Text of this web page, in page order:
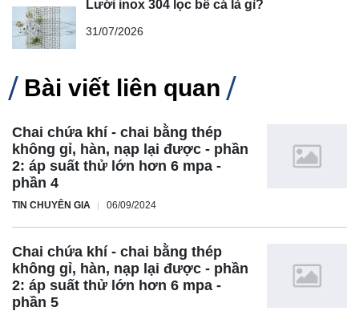
Lưới inox 304 lọc bể cá là gì?
31/07/2026
Bài viết liên quan
Chai chứa khí - chai bằng thép
không gỉ, hàn, nạp lại được - phần
2: áp suất thử lớn hơn 6 mpa -
phần 4
TIN CHUYÊN GIA 06/09/2024
Chai chứa khí - chai bằng thép
không gỉ, hàn, nạp lại được - phần
2: áp suất thử lớn hơn 6 mpa -
phần 5